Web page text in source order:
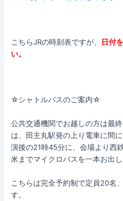
こちらJRの時刻表ですが、
日付
い。
☆シャトルバスのご案内☆
公共交通機関でお越しの方は最
は、田主丸駅発の上り電車に間
演後の21時45分に、会場より西
米までマイクロバスを一本お出し
こちらは完全予約制で定員20名
す。